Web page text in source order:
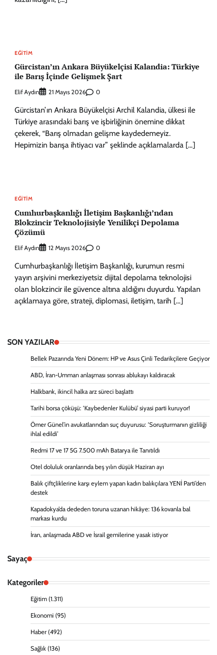
EĞITIM
Gürcistan’ın Ankara Büyükelçisi Kalandia: Türkiye
ile Barış İçinde Gelişmek Şart
Elif Aydın 21 Mayıs 2026 0
Gürcistan’ın Ankara Büyükelçisi Archil Kalandia, ülkesi ile
Türkiye arasındaki barış ve işbirliğinin önemine dikkat
çekerek, “Barış olmadan gelişme kaydedemeyiz.
Hepimizin barışa ihtiyacı var” şeklinde açıklamalarda […]
EĞITIM
Cumhurbaşkanlığı İletişim Başkanlığı’ndan
Blokzincir Teknolojisiyle Yenilikçi Depolama
Çözümü
Elif Aydın 12 Mayıs 2026 0
Cumhurbaşkanlığı İletişim Başkanlığı, kurumun resmi
yayın arşivini merkeziyetsiz dijital depolama teknolojisi
olan blokzincir ile güvence altına aldığını duyurdu. Yapılan
açıklamaya göre, strateji, diplomasi, iletişim, tarih […]
SON YAZILAR
Bellek Pazarında Yeni Dönem: HP ve Asus Çinli Tedarikçilere Geçiyor
ABD, İran-Umman anlaşması sonrası ablukayı kaldıracak
Halkbank, ikincil halka arz süreci başlattı
Tarihi borsa çöküşü: ‘Kaybedenler Kulübü’ siyasi parti kuruyor!
Ömer Günel’in avukatlarından suç duyurusu: ‘Soruşturmanın gizliliği
ihlal edildi’
Redmi 17 ve 17 5G 7.500 mAh Batarya ile Tanıtıldı
Otel doluluk oranlarında beş yılın düşük Haziran ayı
Balık çiftçliklerine karşı eylem yapan kadın balıkçılara YENİ Parti’den
destek
Kapadokya’da dededen toruna uzanan hikâye: 136 kovanla bal
markası kurdu
İran, anlaşmada ABD ve İsrail gemilerine yasak istiyor
Sayaç
Kategoriler
Eğitim (1.311)
Ekonomi (95)
Haber (492)
Sağlık (136)